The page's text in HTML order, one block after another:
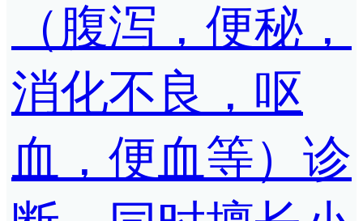
（腹泻，便秘，
消化不良，呕
血，便血等）诊